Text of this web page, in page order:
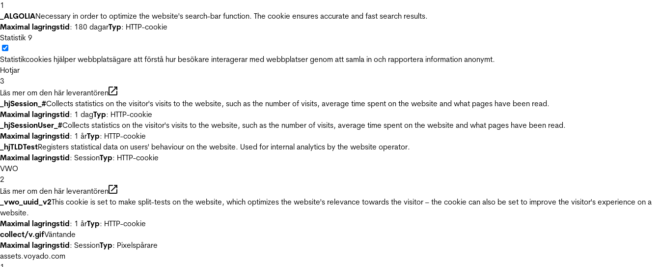
1
_ALGOLIANecessary in order to optimize the website's search-bar function. The cookie ensures accurate and fast search results.
Maximal lagringstid: 180 dagarTyp: HTTP-cookie
Statistik 9
Statistikcookies hjälper webbplatsägare att förstå hur besökare interagerar med webbplatser genom att samla in och rapportera information anonymt.
Hotjar
3
Läs mer om den här leverantören
_hjSession_#Collects statistics on the visitor's visits to the website, such as the number of visits, average time spent on the website and what pages have been read.
Maximal lagringstid: 1 dagTyp: HTTP-cookie
_hjSessionUser_#Collects statistics on the visitor's visits to the website, such as the number of visits, average time spent on the website and what pages have been read.
Maximal lagringstid: 1 årTyp: HTTP-cookie
_hjTLDTestRegisters statistical data on users' behaviour on the website. Used for internal analytics by the website operator.
Maximal lagringstid: SessionTyp: HTTP-cookie
VWO
2
Läs mer om den här leverantören
_vwo_uuid_v2This cookie is set to make split-tests on the website, which optimizes the website's relevance towards the visitor – the cookie can also be set to improve the visitor's experience on a
website.
Maximal lagringstid: 1 årTyp: HTTP-cookie
collect/v.gifVäntande
Maximal lagringstid: SessionTyp: Pixelspårare
assets.voyado.com